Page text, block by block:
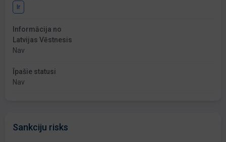
Ir
Informācija no
Latvijas Vēstnesis
Nav
Īpašie statusi
Nav
Sankciju risks